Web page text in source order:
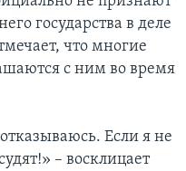
государства в деле
что многие
с ним во время
Если я не
– восклицает